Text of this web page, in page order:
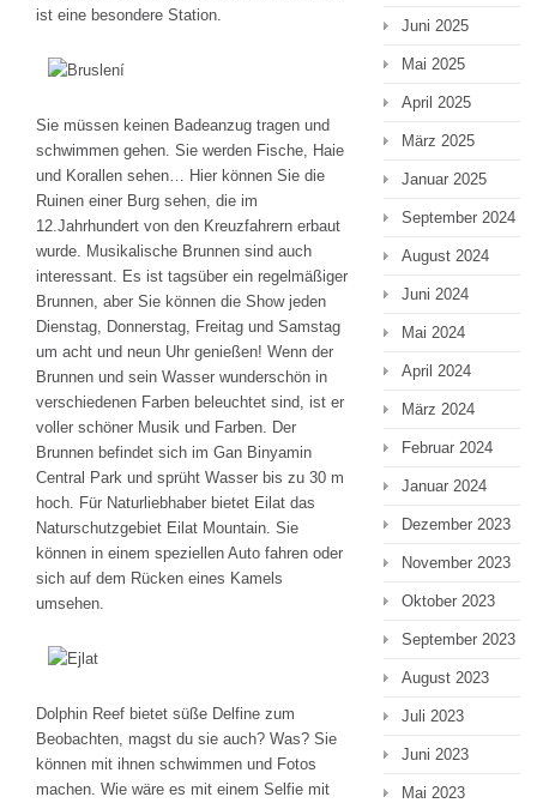
ist eine besondere Station.
Sie müssen keinen Badeanzug tragen und
schwimmen gehen. Sie werden Fische, Haie
und Korallen sehen… Hier können Sie die
Ruinen einer Burg sehen, die im
12.Jahrhundert von den Kreuzfahrern erbaut
wurde. Musikalische Brunnen sind auch
interessant. Es ist tagsüber ein regelmäßiger
Brunnen, aber Sie können die Show jeden
Dienstag, Donnerstag, Freitag und Samstag
um acht und neun Uhr genießen! Wenn der
Brunnen und sein Wasser wunderschön in
verschiedenen Farben beleuchtet sind, ist er
voller schöner Musik und Farben. Der
Brunnen befindet sich im Gan Binyamin
Central Park und sprüht Wasser bis zu 30 m
hoch. Für Naturliebhaber bietet Eilat das
Naturschutzgebiet Eilat Mountain. Sie
können in einem speziellen Auto fahren oder
sich auf dem Rücken eines Kamels
umsehen.
Dolphin Reef bietet süße Delfine zum
Beobachten, magst du sie auch? Was? Sie
können mit ihnen schwimmen und Fotos
machen. Wie wäre es mit einem Selfie mit
Juni 2025
Mai 2025
April 2025
März 2025
Januar 2025
September 2024
August 2024
Juni 2024
Mai 2024
April 2024
März 2024
Februar 2024
Januar 2024
Dezember 2023
November 2023
Oktober 2023
September 2023
August 2023
Juli 2023
Juni 2023
Mai 2023